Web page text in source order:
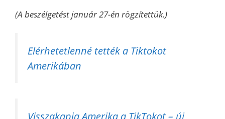
(A beszélgetést január 27-én rögzítettük.)
Elérhetetlenné tették a Tiktokot
Amerikában
Visszakapja Amerika a TikTokot – új